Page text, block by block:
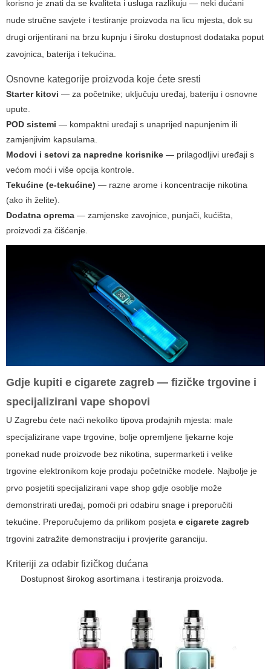
korisno je znati da se kvaliteta i usluga razlikuju — neki dućani
nude stručne savjete i testiranje proizvoda na licu mjesta, dok su
drugi orijentirani na brzu kupnju i široku dostupnost dodataka poput
zavojnica, baterija i tekućina.
Osnovne kategorije proizvoda koje ćete sresti
Starter kitovi — za početnike; uključuju uređaj, bateriju i osnovne
upute.
POD sistemi — kompaktni uređaji s unaprijed napunjenim ili
zamjenjivim kapsulama.
Modovi i setovi za napredne korisnike — prilagodljivi uređaji s
većom moći i više opcija kontrole.
Tekućine (e-tekućine) — razne arome i koncentracije nikotina
(ako ih želite).
Dodatna oprema — zamjenske zavojnice, punjači, kućišta,
proizvodi za čišćenje.
Gdje kupiti e cigarete zagreb — fizičke trgovine i
specijalizirani vape shopovi
U Zagrebu ćete naći nekoliko tipova prodajnih mjesta: male
specijalizirane vape trgovine, bolje opremljene ljekarne koje
ponekad nude proizvode bez nikotina, supermarketi i velike
trgovine elektronikom koje prodaju početničke modele. Najbolje je
prvo posjetiti specijalizirani vape shop gdje osoblje može
demonstrirati uređaj, pomoći pri odabiru snage i preporučiti
tekućine. Preporučujemo da prilikom posjeta e cigarete zagreb
trgovini zatražite demonstraciju i provjerite garanciju.
Kriteriji za odabir fizičkog dućana
Dostupnost širokog asortimana i testiranja proizvoda.